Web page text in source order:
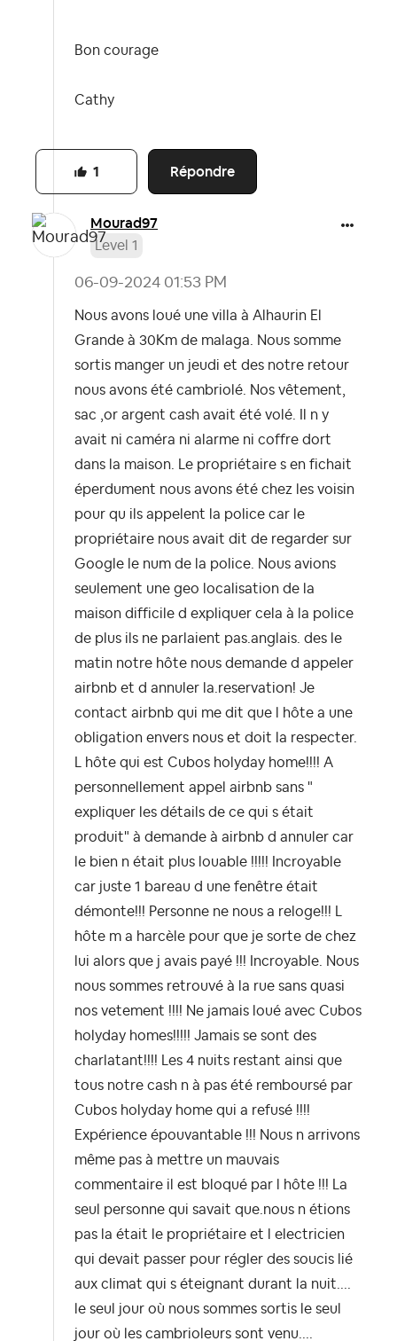
Bon courage
Cathy
Répondre
1
Mourad97
Level 1
‎06-09-2024 01:53 PM
Nous avons loué une villa à Alhaurin El
Grande à 30Km de malaga. Nous somme
sortis manger un jeudi et des notre retour
nous avons été cambriolé. Nos vêtement,
sac ,or argent cash avait été volé. Il n y
avait ni caméra ni alarme ni coffre dort
dans la maison. Le propriétaire s en fichait
éperdument nous avons été chez les voisin
pour qu ils appelent la police car le
propriétaire nous avait dit de regarder sur
Google le num de la police. Nous avions
seulement une geo localisation de la
maison difficile d expliquer cela à la police
de plus ils ne parlaient pas.anglais. des le
matin notre hôte nous demande d appeler
airbnb et d annuler la.reservation! Je
contact airbnb qui me dit que l hôte a une
obligation envers nous et doit la respecter.
L hôte qui est Cubos holyday home!!!! A
personnellement appel airbnb sans "
expliquer les détails de ce qui s était
produit" à demande à airbnb d annuler car
le bien n était plus louable !!!!! Incroyable
car juste 1 bareau d une fenêtre était
démonte!!! Personne ne nous a reloge!!! L
hôte m a harcèle pour que je sorte de chez
lui alors que j avais payé !!! Incroyable. Nous
nous sommes retrouvé à la rue sans quasi
nos vetement !!!! Ne jamais loué avec Cubos
holyday homes!!!!! Jamais se sont des
charlatant!!!! Les 4 nuits restant ainsi que
tous notre cash n à pas été remboursé par
Cubos holyday home qui a refusé !!!!
Expérience épouvantable !!! Nous n arrivons
même pas à mettre un mauvais
commentaire il est bloqué par l hôte !!! La
seul personne qui savait que.nous n étions
pas la était le propriétaire et l electricien
qui devait passer pour régler des soucis lié
aux climat qui s éteignant durant la nuit....
le seul jour où nous sommes sortis le seul
jour où les cambrioleurs sont venu....